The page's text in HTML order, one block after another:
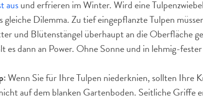
ausund erfrieren im Winter. Wird eine
gleiche Dilemma. Zu tief eingepflanzte Tulpen
und Blütenstängel überhaupt an die Oberfläche
dann an Power. Ohne Sonne und in lehmig-
Wenn Sie für Ihre Tulpen niederknien, sollten Ihre
auf dem blanken Gartenboden. Seitliche Griffe